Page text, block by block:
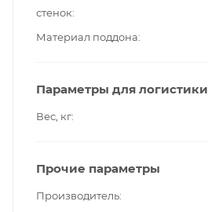
стенок
Материал поддона
Параметры для логистики
Вес, кг
Прочие параметры
Производитель